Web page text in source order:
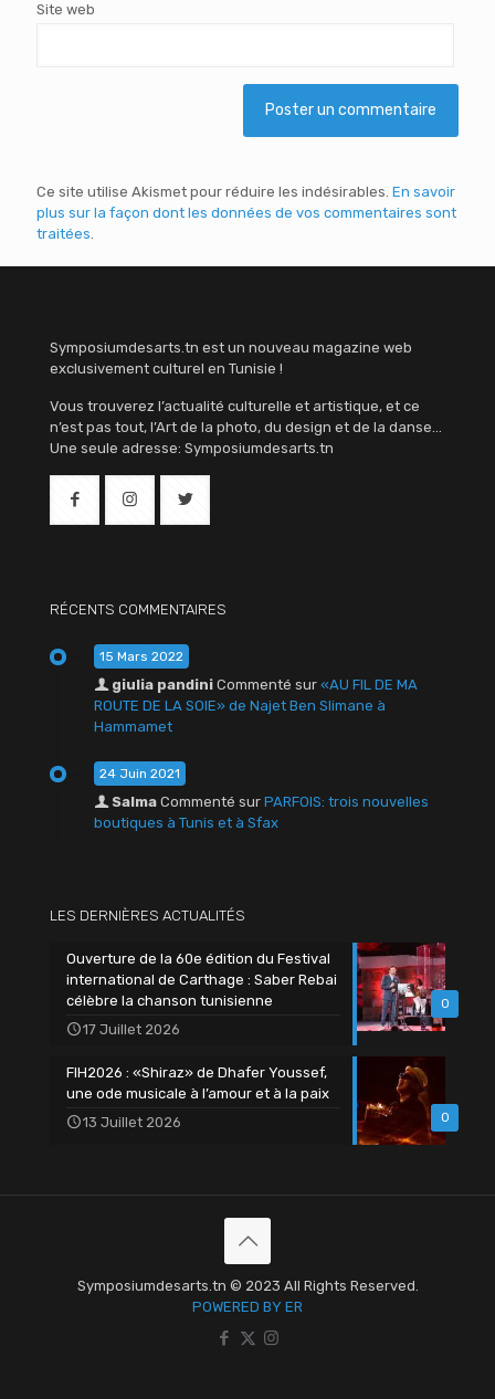
Site web
Ce site utilise Akismet pour réduire les indésirables. En savoir
plus sur la façon dont les données de vos commentaires sont
traitées.
Symposiumdesarts.tn est un nouveau magazine web
exclusivement culturel en Tunisie !
Vous trouverez l’actualité culturelle et artistique, et ce
n’est pas tout, l’Art de la photo, du design et de la danse…
Une seule adresse: Symposiumdesarts.tn
RÉCENTS COMMENTAIRES
15 Mars 2022
giulia pandini Commenté sur «AU FIL DE MA
ROUTE DE LA SOIE» de Najet Ben Slimane à
Hammamet
24 Juin 2021
Salma Commenté sur PARFOIS: trois nouvelles
boutiques à Tunis et à Sfax
LES DERNIÈRES ACTUALITÉS
0
Ouverture de la 60e édition du Festival
international de Carthage : Saber Rebai
célèbre la chanson tunisienne
17 Juillet 2026
0
FIH2026 : «Shiraz» de Dhafer Youssef,
une ode musicale à l’amour et à la paix
13 Juillet 2026
Symposiumdesarts.tn © 2023 All Rights Reserved.
POWERED BY ER